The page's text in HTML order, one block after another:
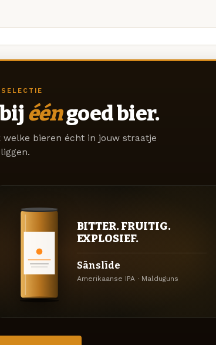
SELECTIE
ééngoed bier.
welke bieren écht in jouw straatje
liggen.
BITTER. FRUITIG.
EXPLOSIEF.
Sānslīde
Amerikaanse IPA · Malduguns